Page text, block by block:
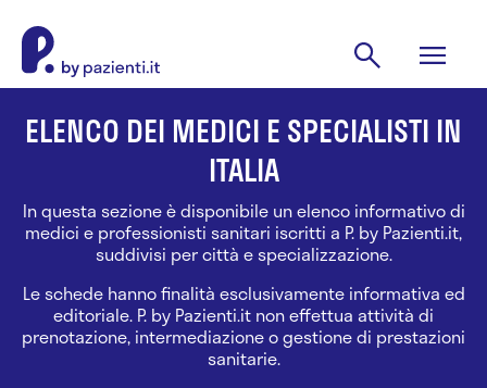
ELENCO DEI MEDICI E SPECIALISTI IN
ITALIA
In questa sezione è disponibile un elenco informativo di
medici e professionisti sanitari iscritti a P. by Pazienti.it,
suddivisi per città e specializzazione.
Le schede hanno finalità esclusivamente informativa ed
editoriale. P. by Pazienti.it non effettua attività di
prenotazione, intermediazione o gestione di prestazioni
sanitarie.